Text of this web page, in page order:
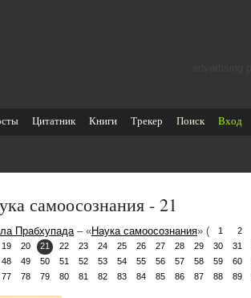
Цитатник Книги Трекер Поиск Вход
самоосознания - 21
Прабхупада – «Наука самоосознания» ( 1 2
19 20 21 22 23 24 25 26 27 28 29 30 31
48 49 50 51 52 53 54 55 56 57 58 59 60
77 78 79 80 81 82 83 84 85 86 87 88 89